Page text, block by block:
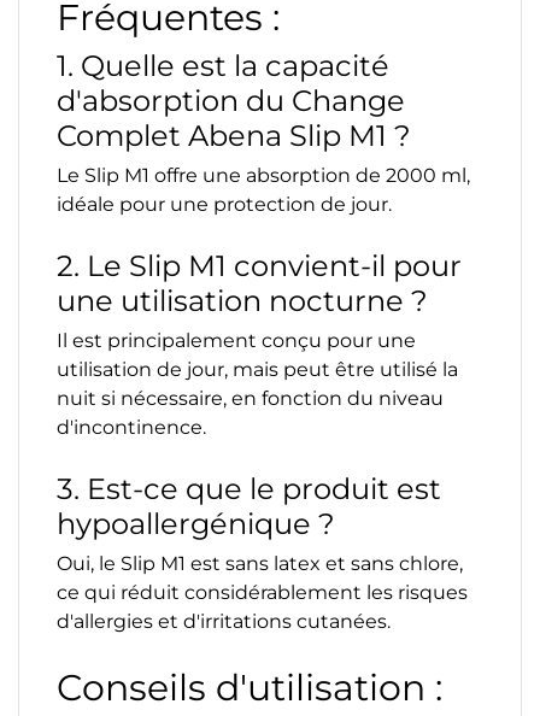
Fréquentes :
1. Quelle est la capacité
d'absorption du Change
Complet Abena Slip M1 ?
Le Slip M1 offre une absorption de 2000 ml,
idéale pour une protection de jour.
2. Le Slip M1 convient-il pour
une utilisation nocturne ?
Il est principalement conçu pour une
utilisation de jour, mais peut être utilisé la
nuit si nécessaire, en fonction du niveau
d'incontinence.
3. Est-ce que le produit est
hypoallergénique ?
Oui, le Slip M1 est sans latex et sans chlore,
ce qui réduit considérablement les risques
d'allergies et d'irritations cutanées.
Conseils d'utilisation :